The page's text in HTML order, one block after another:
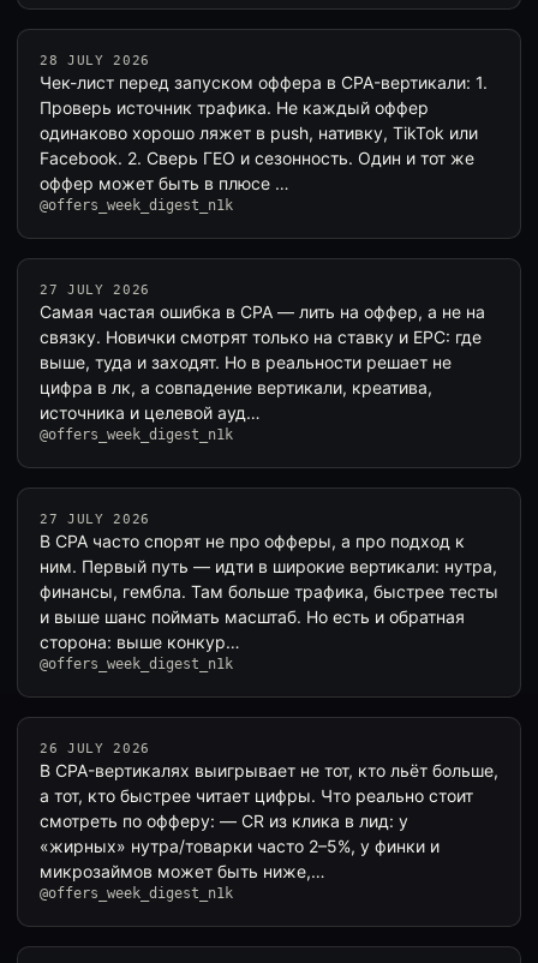
28 JULY 2026
Чек-лист перед запуском оффера в CPA-вертикали: 1.
Проверь источник трафика. Не каждый оффер
одинаково хорошо ляжет в push, нативку, TikTok или
Facebook. 2. Сверь ГЕО и сезонность. Один и тот же
оффер может быть в плюсе …
@offers_week_digest_n1k
27 JULY 2026
Самая частая ошибка в CPA — лить на оффер, а не на
связку. Новички смотрят только на ставку и EPC: где
выше, туда и заходят. Но в реальности решает не
цифра в лк, а совпадение вертикали, креатива,
источника и целевой ауд…
@offers_week_digest_n1k
27 JULY 2026
В CPA часто спорят не про офферы, а про подход к
ним. Первый путь — идти в широкие вертикали: нутра,
финансы, гембла. Там больше трафика, быстрее тесты
и выше шанс поймать масштаб. Но есть и обратная
сторона: выше конкур…
@offers_week_digest_n1k
26 JULY 2026
В CPA-вертикалях выигрывает не тот, кто льёт больше,
а тот, кто быстрее читает цифры. Что реально стоит
смотреть по офферу: — CR из клика в лид: у
«жирных» нутра/товарки часто 2–5%, у финки и
микрозаймов может быть ниже,…
@offers_week_digest_n1k